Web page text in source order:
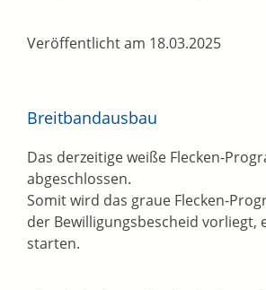
Veröffentlicht am 18.03.2025
Breitbandausbau
Das derzeitige weiße Flecken-
abgeschlossen.
Somit wird das graue Flecken-
der Bewilligungsbescheid vorliegt,
starten.